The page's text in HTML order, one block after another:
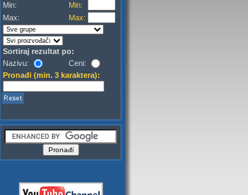
Min:
Min:
Max:
Max:
Sortiraj rezultat po:
Nazivu:
Ceni:
Pronađi (min. 3 karaktera):